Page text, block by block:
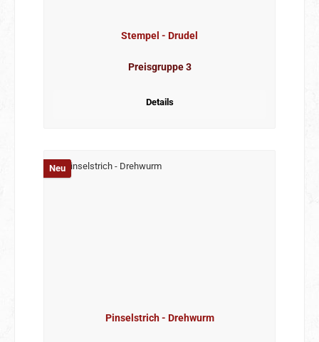
Stempel - Drudel
Preisgruppe 3
Details
Neu
Pinselstrich - Drehwurm